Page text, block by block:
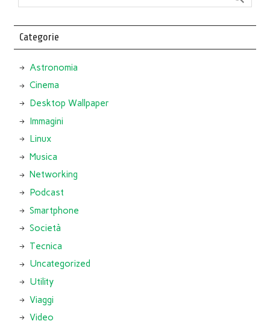
Categorie
Astronomia
Cinema
Desktop Wallpaper
Immagini
Linux
Musica
Networking
Podcast
Smartphone
Società
Tecnica
Uncategorized
Utility
Viaggi
Video